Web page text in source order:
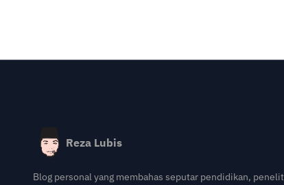
Reza Lubis
Blog personal yang membahas seputar pendidikan,